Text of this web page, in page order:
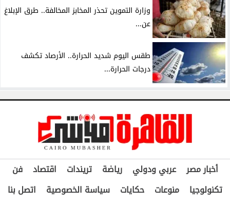
وزارة التموين تحذر المخابز المخالفة.. طرق الإبلاغ
عن...
طقس اليوم شديد الحرارة.. الأرصاد تكشف
درجات الحرارة...
أخبار مصر عربي ودولي رياضة تريندات اقتصاد
فن
تكنولوجيا
منوعات حكايات سياسة الخصوصية
اتصل بنا